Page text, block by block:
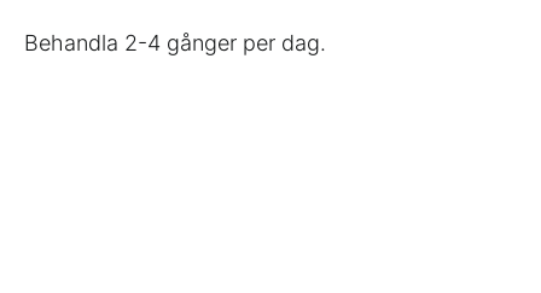
Behandla 2-4 gånger per dag.